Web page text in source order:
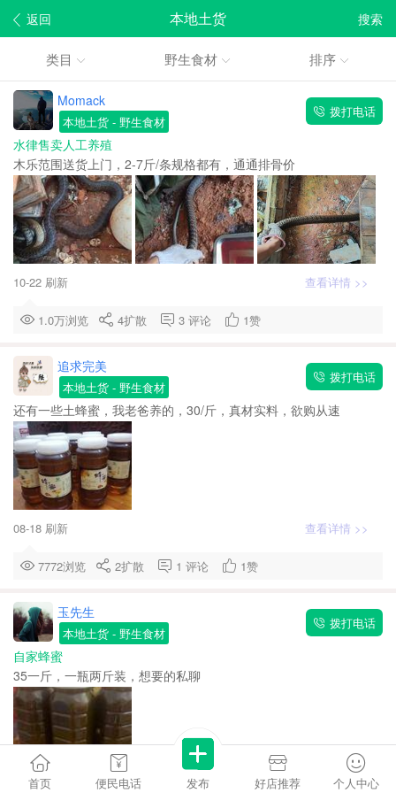
返回 搜索
本地土货
类目 野生食材 排序
Momack
本地土货 - 野生食材
拨打电话
水律售卖人工养殖
木乐范围送货上门，2-7斤/条规格都有，通通排骨价
10-22 刷新 查看详情 >>
1.0万浏览 4扩散 3 评论 1赞
追求完美
本地土货 - 野生食材
拨打电话
还有一些土蜂蜜，我老爸养的，30/斤，真材实料，欲购从速
08-18 刷新 查看详情 >>
7772浏览 2扩散 1 评论 1赞
玉先生
本地土货 - 野生食材
拨打电话
自家蜂蜜
35一斤，一瓶两斤装，想要的私聊
首页 便民电话 发布 好店推荐 个人中心